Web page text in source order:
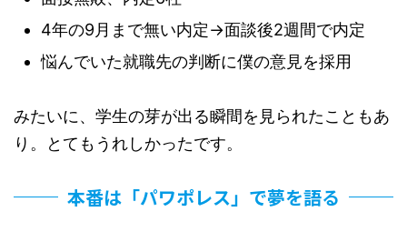
4年の9月まで無い内定→面談後2週間で内定
悩んでいた就職先の判断に僕の意見を採用
みたいに、学生の芽が出る瞬間を見られたこともあ
り。とてもうれしかったです。
本番は「パワポレス」で夢を語る